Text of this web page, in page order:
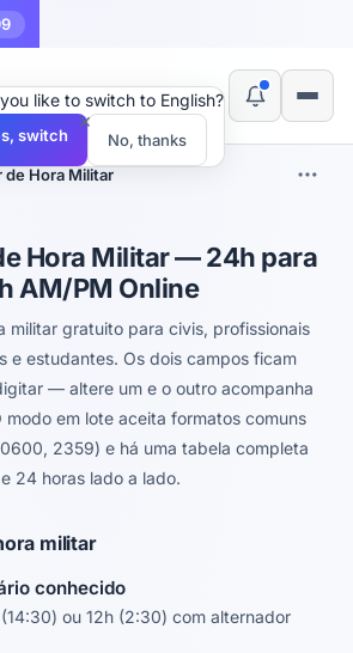
Hora Militar
Hora Militar — 24h para
AM/PM Online
militar gratuito para civis, profissionais
e estudantes. Os dois campos ficam
— altere um e o outro acompanha
modo em lote aceita formatos comuns
2359) e há uma tabela completa
24 horas lado a lado.
militar
conhecido
ou 12h (2:30) com alternador
×
like to switch to English?
switch No, thanks